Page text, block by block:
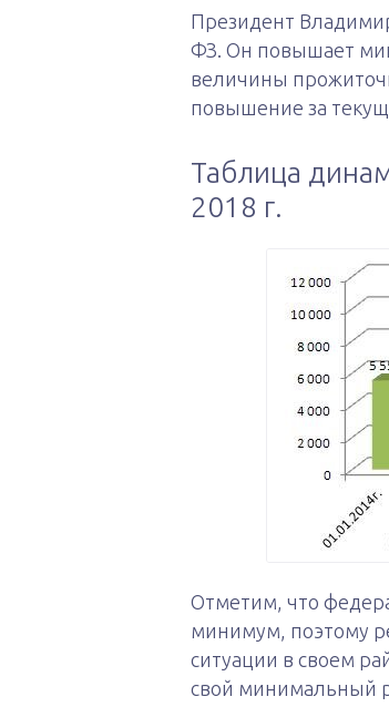
Президент
ФЗ. Он повышает
величины
повышение за
Таблица
2018 г.
Отметим, что
минимум, поэтому
ситуации в своем
свой минимальный